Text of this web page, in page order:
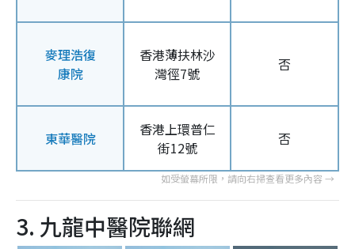
麥理浩復
康院
香港薄扶林沙
灣徑7號
否
東華醫院
香港上環普仁
街12號
否
3. 九龍中醫院聯網